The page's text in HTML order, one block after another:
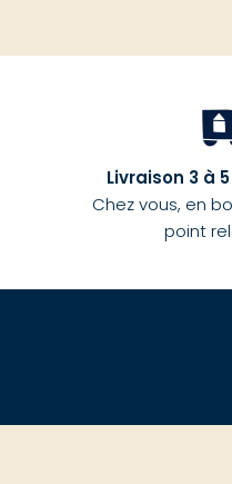
Livraison 3 à
Chez vous, en
point